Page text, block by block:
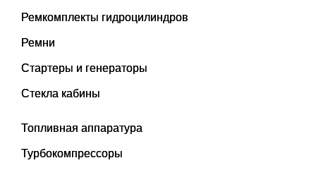
Ремкомплекты гидроцилиндров
Ремни
Стартеры и генераторы
Стекла кабины
Топливная аппаратура
Турбокомпрессоры